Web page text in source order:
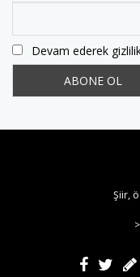
Devam ederek
Şiir,